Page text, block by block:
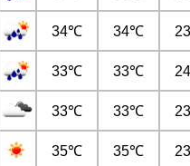
34℃ 34℃
33℃ 33℃
33℃ 33℃
35℃ 35℃